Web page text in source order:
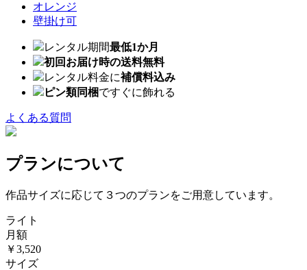
オレンジ
壁掛け可
レンタル期間最低1か月
初回お届け時の送料無料
レンタル料金に補償料込み
ピン類同梱ですぐに飾れる
よくある質問
プランについて
作品サイズに応じて３つのプランをご用意しています。
ライト
月額
￥3,520
サイズ